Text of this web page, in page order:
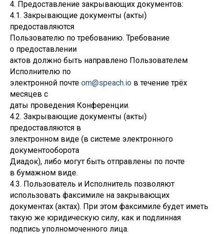
4. Предоставление закрывающих документов:
4.1. Закрывающие документы (акты)
предоставляются
Пользователю по требованию. Требование
о предоставлении
актов должно быть направлено Пользователем
Исполнителю по
электронной почте om@speach.io в течение трёх
месяцев с
даты проведения Конференции.
4.2. Закрывающие документы (акты)
предоставляются в
электронном виде (в системе электронного
документооборота
Диадок), либо могут быть отправлены по почте
в бумажном виде.
4.3. Пользователь и Исполнитель позволяют
использовать факсимиле на закрывающих
документах (актах). При этом факсимиле будет иметь
такую же юридическую силу, как и подлинная
подпись уполномоченного лица.